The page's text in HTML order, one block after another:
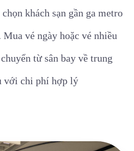
khách sạn gần ga metro
vé ngày hoặc vé nhiều
từ sân bay về trung
với chi phí hợp lý